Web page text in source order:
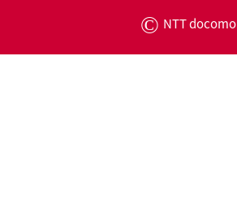
© NTT docomo